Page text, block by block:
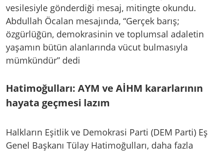
vesilesiyle gönderdiği mesaj, mitingte okundu.
Abdullah Öcalan mesajında, “Gerçek barış;
özgürlüğün, demokrasinin ve toplumsal adaletin
yaşamın bütün alanlarında vücut bulmasıyla
mümkündür” dedi
Hatimoğulları: AYM ve AİHM kararlarının
hayata geçmesi lazım
Halkların Eşitlik ve Demokrasi Parti (DEM Parti) Eş
Genel Başkanı Tülay Hatimoğulları, daha fazla